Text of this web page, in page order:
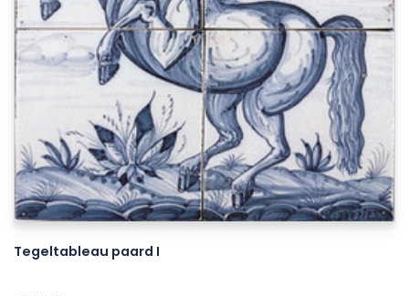
Tegeltableau paard I